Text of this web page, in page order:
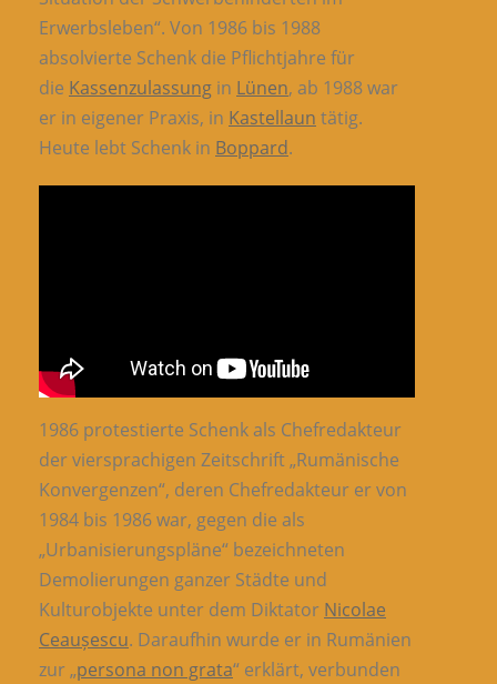
Erwerbsleben“. Von 1986 bis 1988
absolvierte Schenk die Pflichtjahre für
die Kassenzulassung in Lünen, ab 1988 war
er in eigener Praxis, in Kastellaun tätig.
Heute lebt Schenk in Boppard.
1986 protestierte Schenk als Chefredakteur
der viersprachigen Zeitschrift „Rumänische
Konvergenzen“, deren Chefredakteur er von
1984 bis 1986 war, gegen die als
„Urbanisierungspläne“ bezeichneten
Demolierungen ganzer Städte und
Kulturobjekte unter dem Diktator Nicolae
Ceaușescu. Daraufhin wurde er in Rumänien
zur „persona non grata“ erklärt, verbunden